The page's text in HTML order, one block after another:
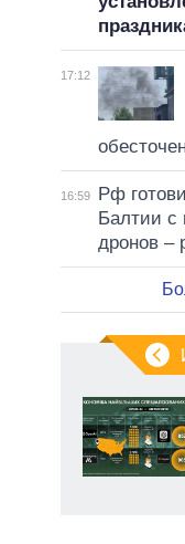
17:12
16:59
Рф
Балтии с
дронов –